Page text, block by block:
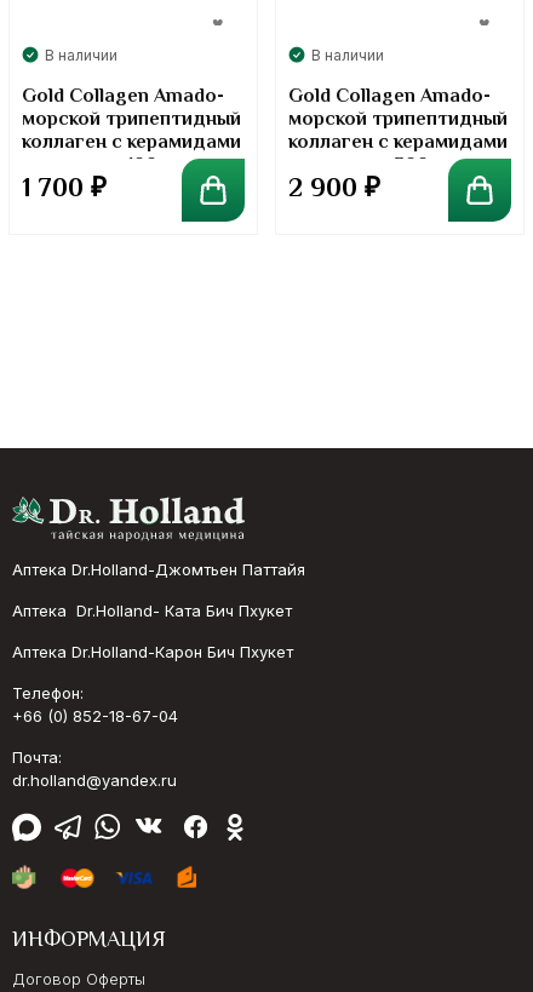
В наличии
Gold Collagen Amado-
морской трипептидный
коллаген с керамидами
в порошке. 100 грамм
1 700 ₽
В наличии
Gold Collagen Amado-
морской трипептидный
коллаген с керамидами
в порошке. 300 грамм
2 900 ₽
Аптека Dr.Holland-Джомтьен Паттайя
Аптека Dr.Holland- Ката Бич Пхукет
Аптека Dr.Holland-Карон Бич Пхукет
Телефон:
+66 (0) 852-18-67-04
Почта:
dr.holland@yandex.ru
ИНФОРМАЦИЯ
Договор Оферты